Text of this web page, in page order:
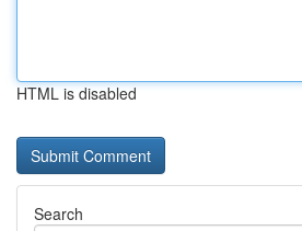
HTML is disabled
Search